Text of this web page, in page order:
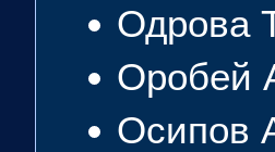
Одрова
Оробей
Осипов